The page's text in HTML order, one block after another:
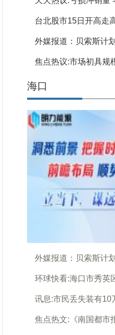
台北股市15日开高走
外媒报道：贝索斯计
焦点热议:市场初具规
海口
外媒报道：贝索斯计
环球快看:海口市秀英
讯息:市民丢失装有10
焦点热文:《南国都市